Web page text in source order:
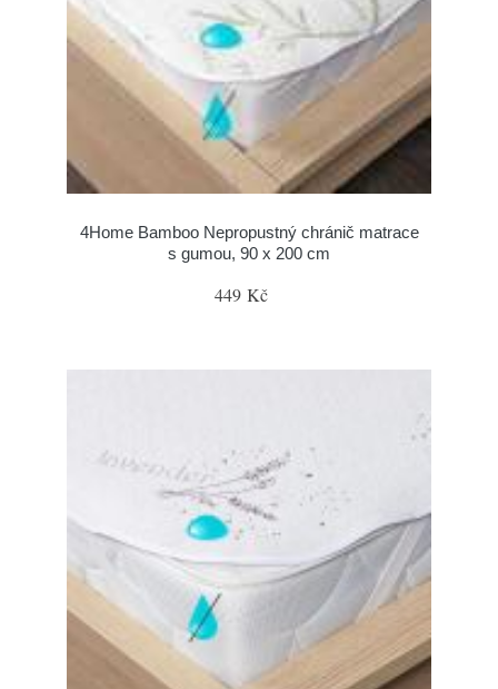
4Home Bamboo Nepropustný chránič matrace
s gumou, 90 x 200 cm
449 Kč